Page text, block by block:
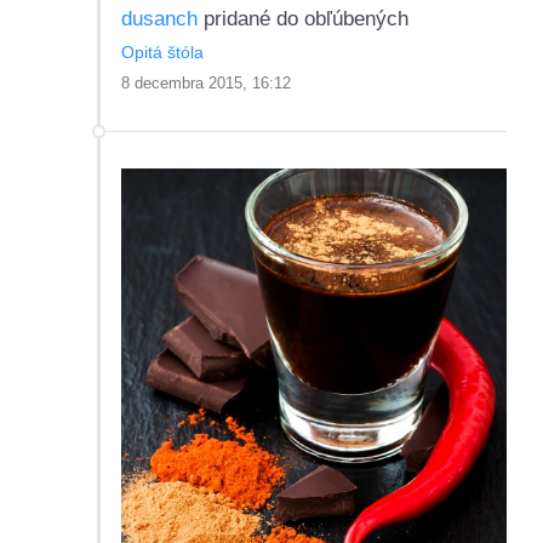
dusanch pridané do obľúbených
Opitá štóla
8 decembra 2015, 16:12